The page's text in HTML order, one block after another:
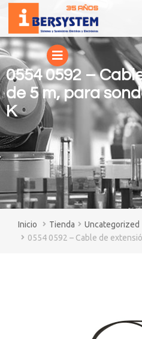
0554 0592 –
de 5 m, para
K
You are here:
Tienda
Uncategorized
0554 0592 – Cable de